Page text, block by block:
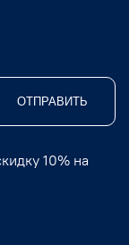
ОТПРАВИТЬ
10% на